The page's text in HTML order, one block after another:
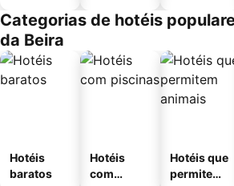
Categorias de hotéis
da Beira
Hotéis
baratos
Hotéis
com
Hotéis que
permitem